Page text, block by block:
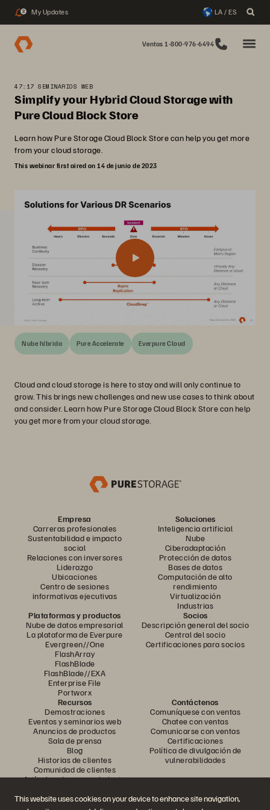
This website uses cookies on your device to enhance site navigation,
2 My Updates LA / ES
Ventas 1-800-976-6494
47:17 SEMINARIOS WEB
Simplify your Hybrid Cloud Storage with
Pure Cloud Block Store
Learn how Pure Storage Cloud Block Store can help you get more
from your cloud storage.
This webinar first aired on 14 de junio de 2023
Nube híbrida Pure Accelerate Everpure Cloud
Cloud and cloud storage is here to stay and will only continue to
grow. This brings new challenges and new use cases to think about
and consider. Learn how Pure Storage Cloud Block Store can help
you get more from your cloud storage.
Empresa
Carreras profesionales
Sustentabilidad e impacto
social
Relaciones con inversores
Liderazgo
Ubicaciones
Centro de sesiones
informativas ejecutivas
Soluciones
Inteligencia artificial
Nube
Ciberadaptación
Protección de datos
Bases de datos
Computación de alto
rendimiento
Virtualización
Industrias
Plataformas y productos
Nube de datos empresarial
La plataforma de Everpure
Evergreen//One
FlashArray
FlashBlade
FlashBlade//EXA
Enterprise File
Portworx
Socios
Descripción general del socio
Central del socio
Certificaciones para socios
Recursos
Demostraciones
Eventos y seminarios web
Anuncios de productos
Sala de prensa
Blog
Historias de clientes
Comunidad de clientes
Artículo sobre conocimiento
Contáctenos
Comuníquese con ventas
Chatee con ventas
Comunicarse con ventas
Certificaciones
Política de divulgación de
vulnerabilidades